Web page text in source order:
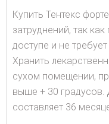
Купить Тентекс
затруднений, так
доступе и не
Хранить
сухом помещении,
выше + 30 градусов.
составляет 36